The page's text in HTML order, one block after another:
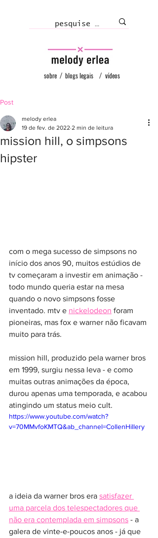
sobre / blogs legais / vídeos
Post
mission hill, o simpsons
hipster
melody erlea
19 de fev. de 2022 2 min de leitura
com o mega sucesso de simpsons no
início dos anos 90, muitos estúdios de
tv começaram a investir em animação -
todo mundo queria estar na mesa
quando o novo simpsons fosse
inventado. mtv e nickelodeon foram
pioneiras, mas fox e warner não ficavam
muito para trás.
mission hill, produzido pela warner bros
em 1999, surgiu nessa leva - e como
muitas outras animações da época,
durou apenas uma temporada, e acabou
atingindo um status meio cult.
https://www.youtube.com/watch?
v=70MMvfoKMTQ&ab_channel=CollenHillery
a ideia da warner bros era satisfazer
uma parcela dos telespectadores que
não era contemplada em simpsons - a
galera de vinte-e-poucos anos - já que